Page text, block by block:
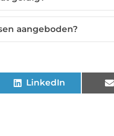
aangeboden?
LinkedIn